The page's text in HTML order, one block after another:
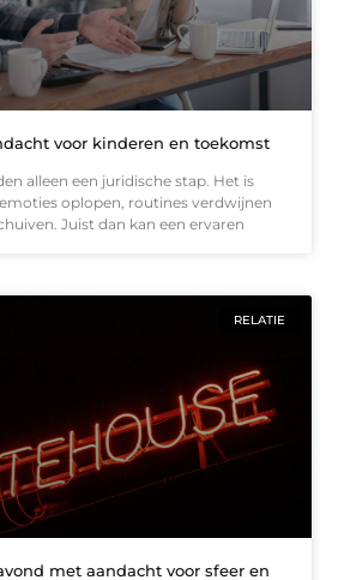
voor kinderen en toekomst
alleen een juridische stap. Het is
oplopen, routines verdwijnen
Juist dan kan een ervaren
RELATIE
met aandacht voor sfeer en